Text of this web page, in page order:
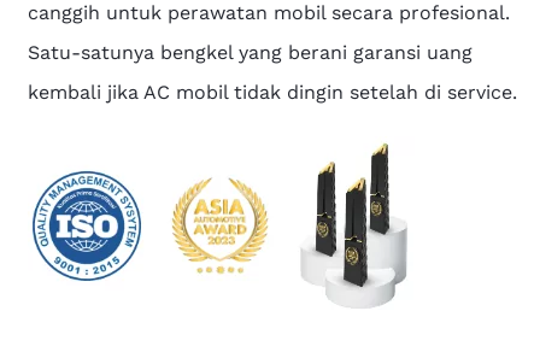
canggih untuk perawatan mobil secara profesional.
Satu-satunya bengkel yang berani garansi uang
kembali jika AC mobil tidak dingin setelah di service.